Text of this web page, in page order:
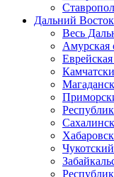
Дальний Восток
Весь
Амурская